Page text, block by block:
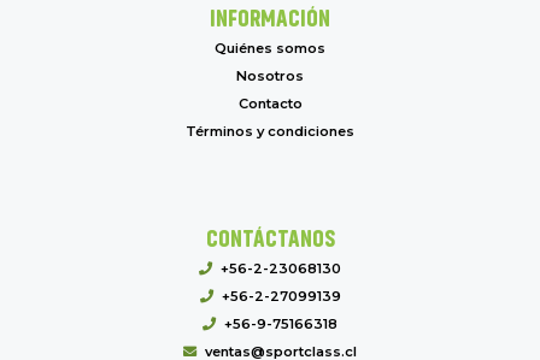
INFORMACIÓN
Quiénes somos
Nosotros
Contacto
Términos y condiciones
CONTÁCTANOS
+56-2-23068130
+56-2-27099139
+56-9-75166318
ventas@sportclass.cl